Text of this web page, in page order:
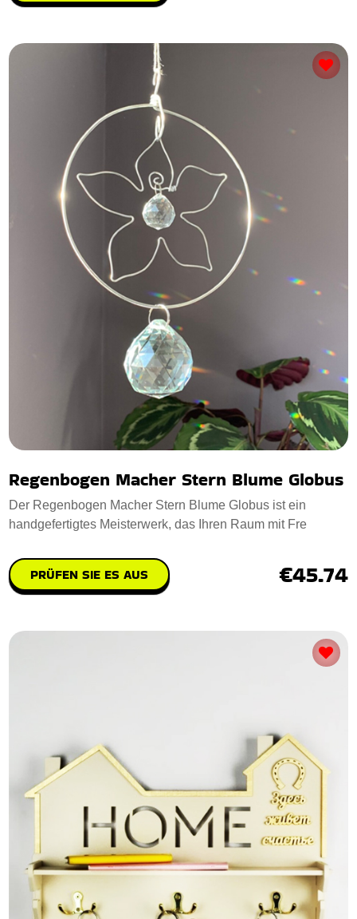
Regenbogen Macher Stern Blume Globus
Der Regenbogen Macher Stern Blume Globus ist ein
handgefertigtes Meisterwerk, das Ihren Raum mit Fre
PRÜFEN SIE ES AUS €45.74